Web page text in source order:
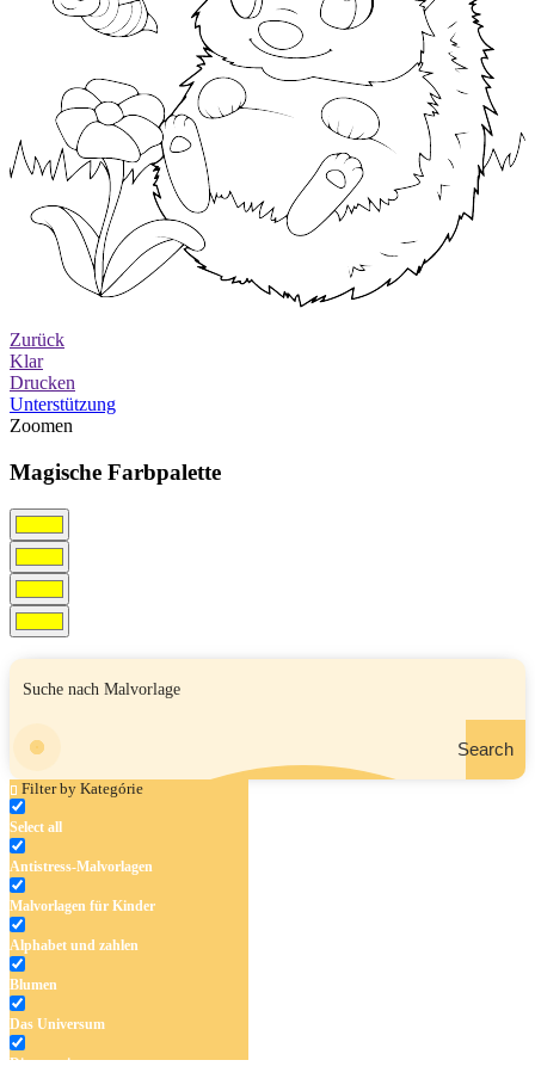
Zurück
Klar
Drucken
Unterstützung
Zoomen
Magische Farbpalette
Search
Filter by Kategórie
Select all
Antistress-Malvorlagen
Malvorlagen für Kinder
Alphabet und zahlen
Blumen
Das Universum
Dinosaurier